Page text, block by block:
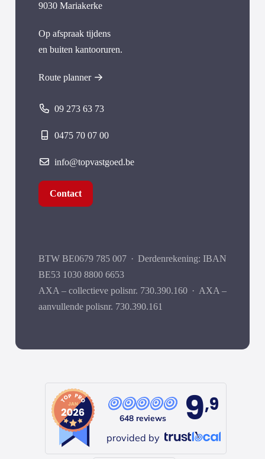
9030 Mariakerke
Op afspraak tijdens
en buiten kantooruren.
Route planner
09 273 63 73
0475 70 07 00
info@topvastgoed.be
Contact
BTW BE0679 785 007 · Derdenrekening: IBAN
BE53 1030 8800 6653
AXA – collectieve polisnr. 730.390.160 · AXA –
aanvullende polisnr. 730.390.161
648 reviews 9,9
provided by